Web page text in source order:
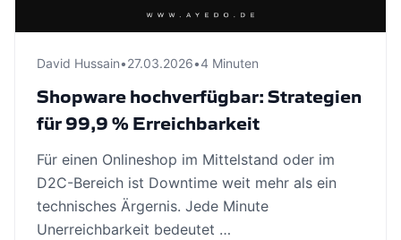
David Hussain•27.03.2026•4 Minuten
Shopware hochverfügbar: Strategien
für 99,9 % Erreichbarkeit
Für einen Onlineshop im Mittelstand oder im
D2C-Bereich ist Downtime weit mehr als ein
technisches Ärgernis. Jede Minute
Unerreichbarkeit bedeutet …